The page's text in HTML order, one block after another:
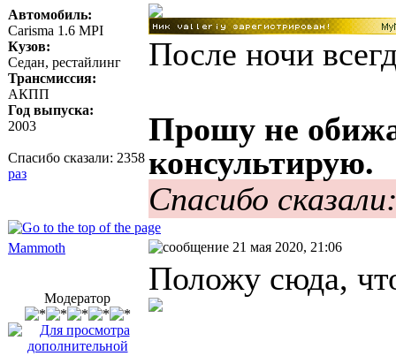
Автомобиль:
Carisma 1.6 MPI
Кузов:
Седан, рестайлинг
Трансмиссия:
АКПП
Год выпуска:
2003
Спасибо сказали: 2358
раз
После ночи
Прошу не
консультирую.
Спасибо
Mammoth 21 мая 2020, 21:06
Модератор
Положу сюда,